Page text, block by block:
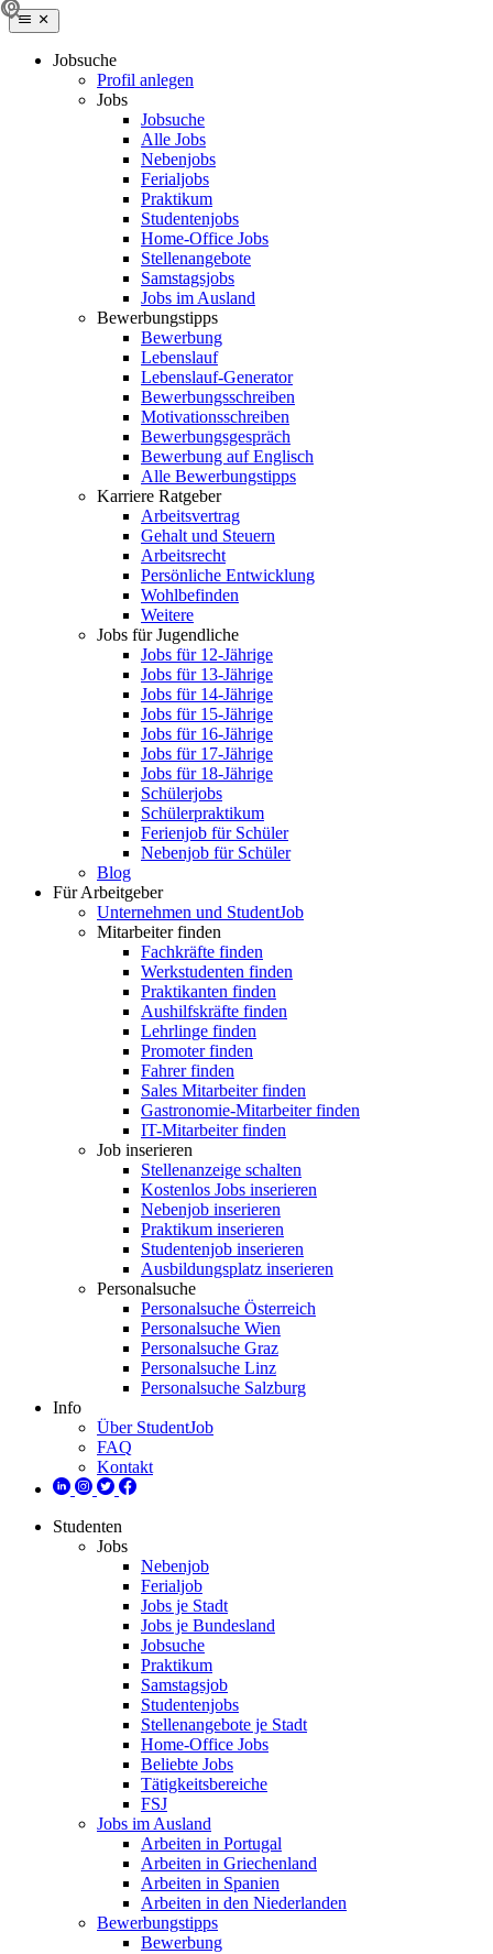
Jobsuche
Profil anlegen
Jobs
Jobsuche
Alle Jobs
Nebenjobs
Ferialjobs
Praktikum
Studentenjobs
Home-Office Jobs
Stellenangebote
Samstagsjobs
Jobs im Ausland
Bewerbungstipps
Bewerbung
Lebenslauf
Lebenslauf-Generator
Bewerbungsschreiben
Motivationsschreiben
Bewerbungsgespräch
Bewerbung auf Englisch
Alle Bewerbungstipps
Karriere Ratgeber
Arbeitsvertrag
Gehalt und Steuern
Arbeitsrecht
Persönliche Entwicklung
Wohlbefinden
Weitere
Jobs für Jugendliche
Jobs für 12-Jährige
Jobs für 13-Jährige
Jobs für 14-Jährige
Jobs für 15-Jährige
Jobs für 16-Jährige
Jobs für 17-Jährige
Jobs für 18-Jährige
Schülerjobs
Schülerpraktikum
Ferienjob für Schüler
Nebenjob für Schüler
Blog
Für Arbeitgeber
Unternehmen und StudentJob
Mitarbeiter finden
Fachkräfte finden
Werkstudenten finden
Praktikanten finden
Aushilfskräfte finden
Lehrlinge finden
Promoter finden
Fahrer finden
Sales Mitarbeiter finden
Gastronomie-Mitarbeiter finden
IT-Mitarbeiter finden
Job inserieren
Stellenanzeige schalten
Kostenlos Jobs inserieren
Nebenjob inserieren
Praktikum inserieren
Studentenjob inserieren
Ausbildungsplatz inserieren
Personalsuche
Personalsuche Österreich
Personalsuche Wien
Personalsuche Graz
Personalsuche Linz
Personalsuche Salzburg
Info
Über StudentJob
FAQ
Kontakt
Studenten
Jobs
Nebenjob
Ferialjob
Jobs je Stadt
Jobs je Bundesland
Jobsuche
Praktikum
Samstagsjob
Studentenjobs
Stellenangebote je Stadt
Home-Office Jobs
Beliebte Jobs
Tätigkeitsbereiche
FSJ
Jobs im Ausland
Arbeiten in Portugal
Arbeiten in Griechenland
Arbeiten in Spanien
Arbeiten in den Niederlanden
Bewerbungstipps
Bewerbung